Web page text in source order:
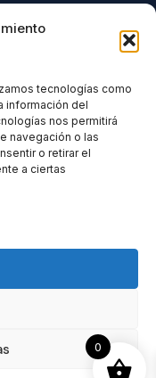
tecnologías como
información del
nos permitirá
navegación o las
o retirar el
a ciertas
tienen
0